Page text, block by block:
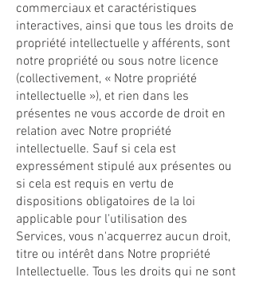
commerciaux et caractéristiques
interactives, ainsi que tous les droits de
propriété intellectuelle y afférents, sont
notre propriété ou sous notre licence
(collectivement, « Notre propriété
intellectuelle »), et rien dans les
présentes ne vous accorde de droit en
relation avec Notre propriété
intellectuelle. Sauf si cela est
expressément stipulé aux présentes ou
si cela est requis en vertu de
dispositions obligatoires de la loi
applicable pour l'utilisation des
Services, vous n'acquerrez aucun droit,
titre ou intérêt dans Notre propriété
Intellectuelle. Tous les droits qui ne sont